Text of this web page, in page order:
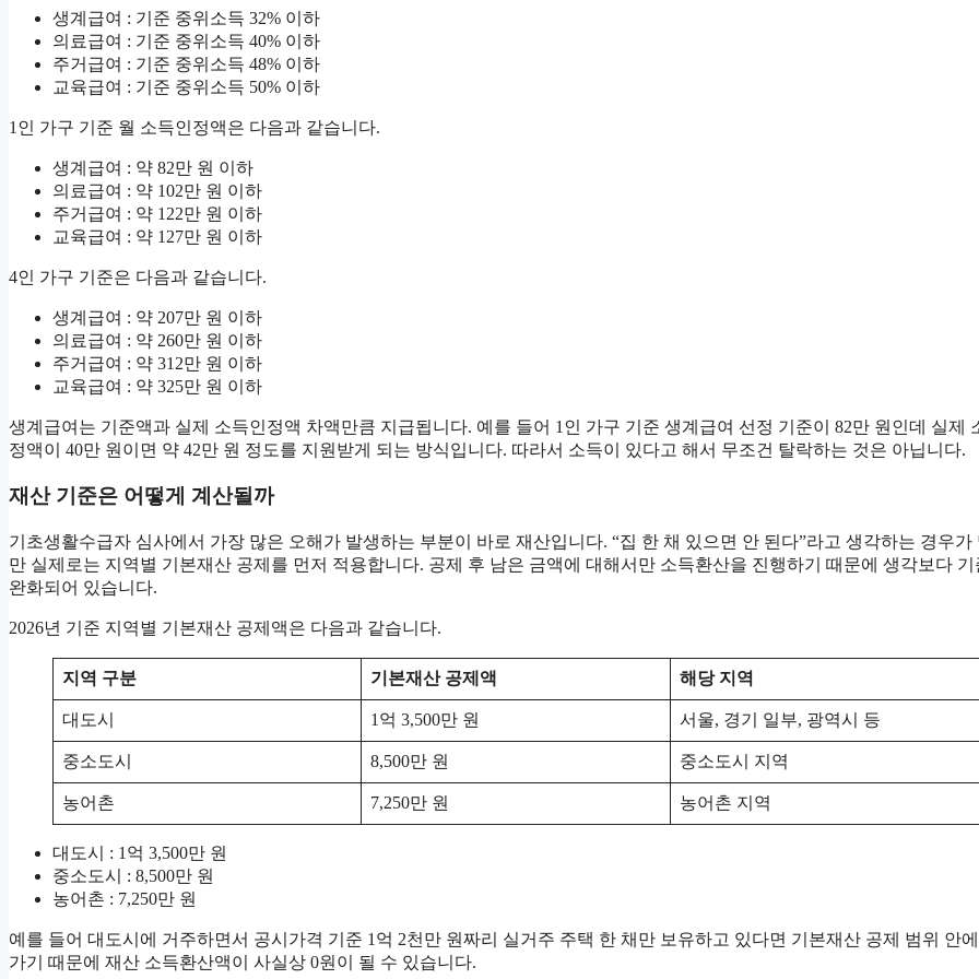
생계급여 : 기준 중위소득 32% 이하
의료급여 : 기준 중위소득 40% 이하
주거급여 : 기준 중위소득 48% 이하
교육급여 : 기준 중위소득 50% 이하
1인 가구 기준 월 소득인정액은 다음과 같습니다.
생계급여 : 약 82만 원 이하
의료급여 : 약 102만 원 이하
주거급여 : 약 122만 원 이하
교육급여 : 약 127만 원 이하
4인 가구 기준은 다음과 같습니다.
생계급여 : 약 207만 원 이하
의료급여 : 약 260만 원 이하
주거급여 : 약 312만 원 이하
교육급여 : 약 325만 원 이하
생계급여는 기준액과 실제 소득인정액 차액만큼 지급됩니다. 예를 들어 1인 가구 기준 생계급여 선정 기준이 82만 원인데 실제
정액이 40만 원이면 약 42만 원 정도를 지원받게 되는 방식입니다. 따라서 소득이 있다고 해서 무조건 탈락하는 것은 아닙니다.
재산 기준은 어떻게 계산될까
기초생활수급자 심사에서 가장 많은 오해가 발생하는 부분이 바로 재산입니다. “집 한 채 있으면 안 된다”라고 생각하는 경우가
만 실제로는 지역별 기본재산 공제를 먼저 적용합니다. 공제 후 남은 금액에 대해서만 소득환산을 진행하기 때문에 생각보다 기
완화되어 있습니다.
2026년 기준 지역별 기본재산 공제액은 다음과 같습니다.
지역 구분 기본재산 공제액 해당 지역
대도시 1억 3,500만 원 서울, 경기 일부, 광역시 등
중소도시 8,500만 원 중소도시 지역
농어촌 7,250만 원 농어촌 지역
대도시 : 1억 3,500만 원
중소도시 : 8,500만 원
농어촌 : 7,250만 원
예를 들어 대도시에 거주하면서 공시가격 기준 1억 2천만 원짜리 실거주 주택 한 채만 보유하고 있다면 기본재산 공제 범위 안
가기 때문에 재산 소득환산액이 사실상 0원이 될 수 있습니다.